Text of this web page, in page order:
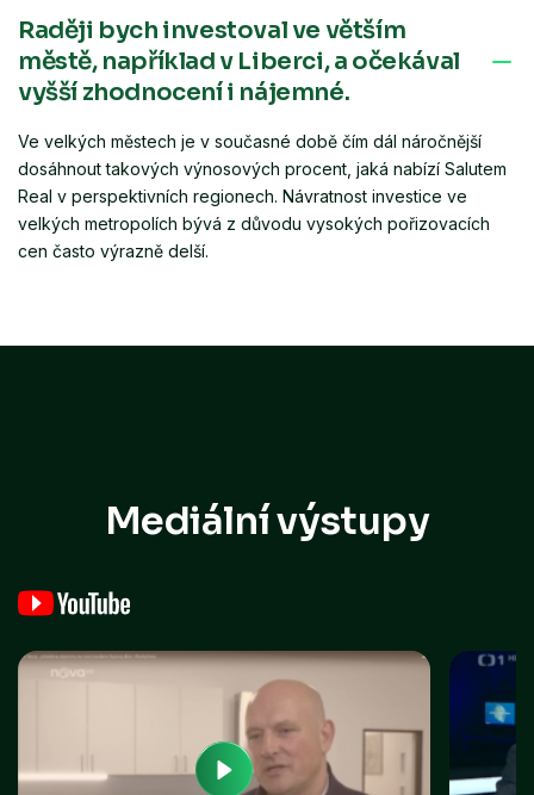
měst. Pro investici v této lokalitě můžeme doporučit například
náš projekt v Ústí nad Labem; v portfoliu disponujeme i
atraktivními byty v Praze.
Raději bych investoval ve větším
městě, například v Liberci, a očekával
vyšší zhodnocení i nájemné.
Ve velkých městech je v současné době čím dál náročnější
dosáhnout takových výnosových procent, jaká nabízí Salutem
Real v perspektivních regionech. Návratnost investice ve
velkých metropolích bývá z důvodu vysokých pořizovacích
cen často výrazně delší.
Mediální výstupy